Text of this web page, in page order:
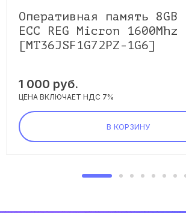
Оперативная память 8GB
ECC REG Micron 1600Mhz
[MT36JSF1G72PZ-1G6]
1 000 руб.
ЦЕНА ВКЛЮЧАЕТ НДС 7%
В КОРЗИНУ